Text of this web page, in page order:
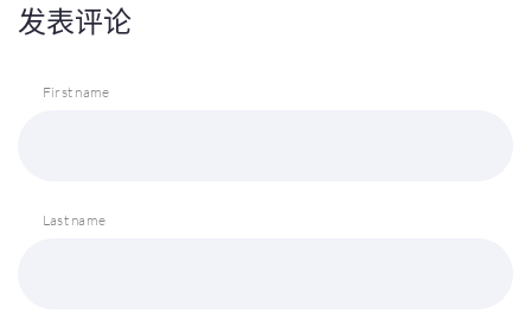
发表评论
First name
Last name